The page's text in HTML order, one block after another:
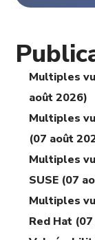
Multiples
août 2026)
Multiples
(07 août
Multiples
SUSE (07
Multiples
Red Hat